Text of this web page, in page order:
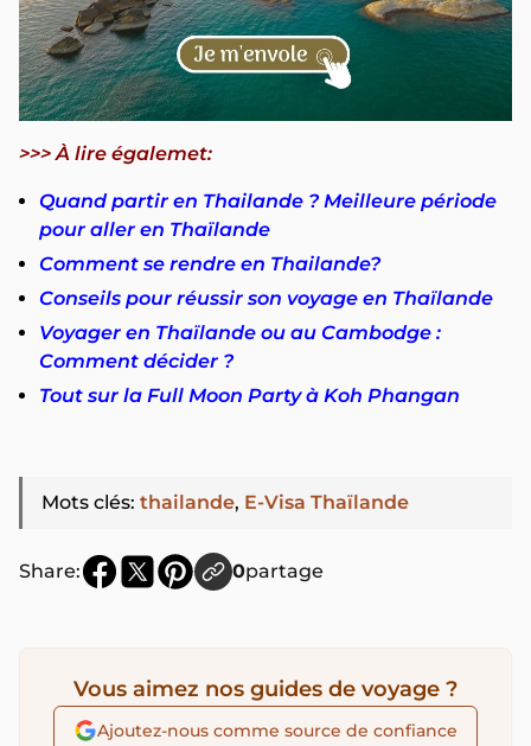
>>> À lire égalemet:
Quand partir en Thailande ? Meilleure période
pour aller en Thaïlande
Comment se rendre en Thailande?
Conseils pour réussir son voyage en Thaïlande
Voyager en Thaïlande ou au Cambodge :
Comment décider ?
Tout sur la Full Moon Party à Koh Phangan
Mots clés: thailande, E-Visa Thaïlande
Share: 0partage
Vous aimez nos guides de voyage ?
Ajoutez-nous comme source de confiance